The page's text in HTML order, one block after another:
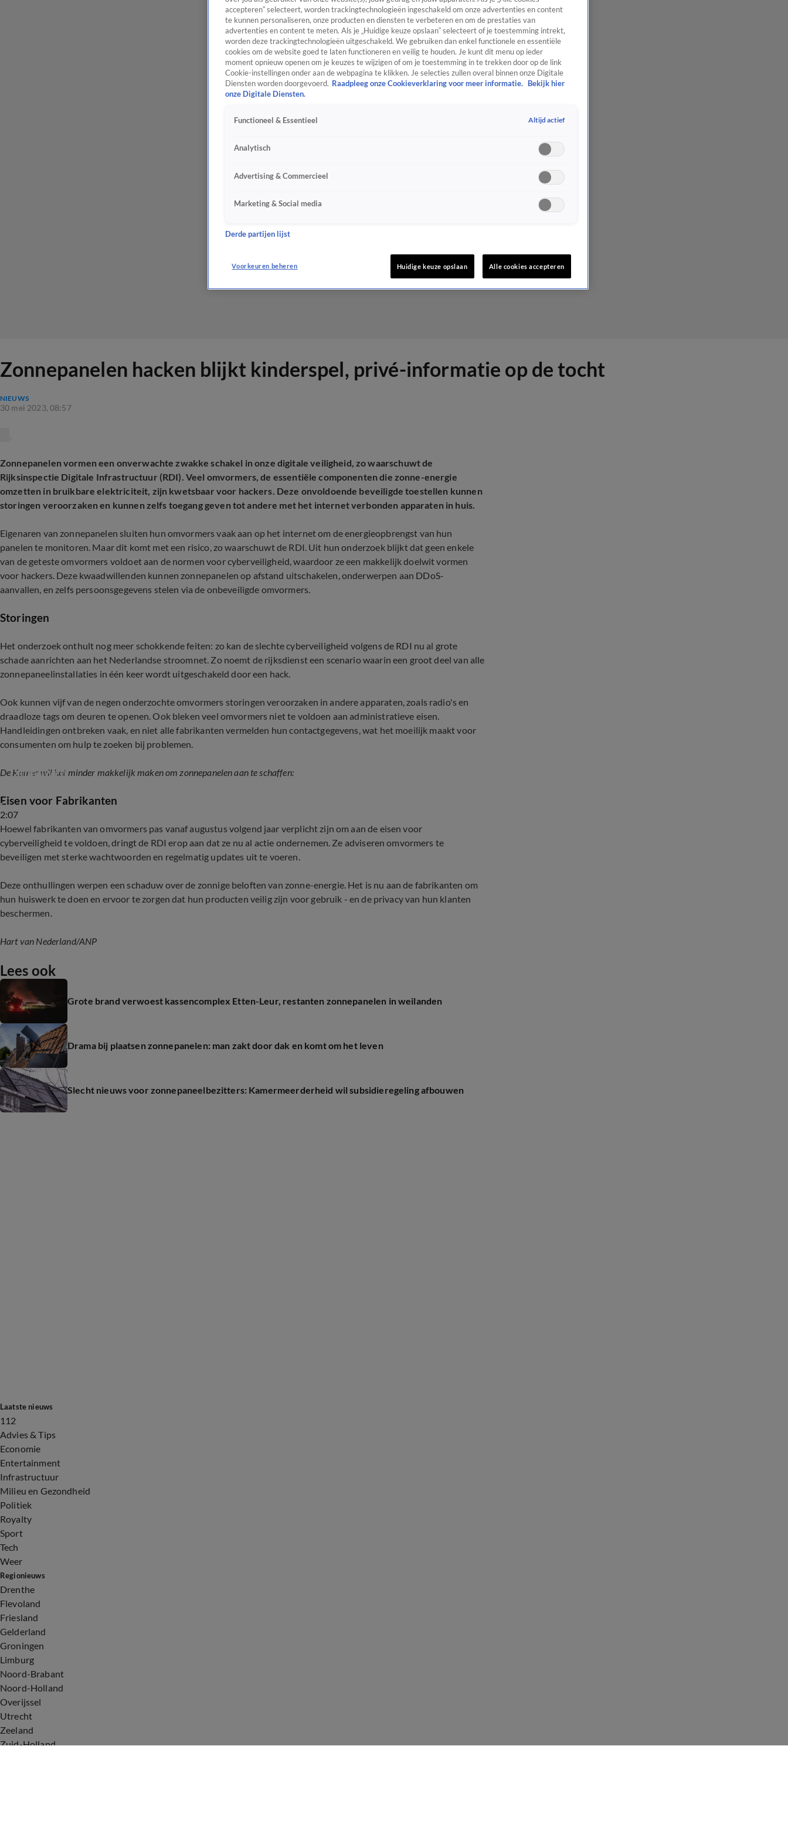
Zonnepanelen hacken blijkt kinderspel, privé-informatie op de tocht
NIEUWS
30 mei 2023, 08:57
Zonnepanelen vormen een onverwachte zwakke schakel in onze digitale veiligheid, zo waarschuwt de
Rijksinspectie Digitale Infrastructuur (RDI). Veel omvormers, de essentiële componenten die zonne-energie
omzetten in bruikbare elektriciteit, zijn kwetsbaar voor hackers. Deze onvoldoende beveiligde toestellen kunnen
storingen veroorzaken en kunnen zelfs toegang geven tot andere met het internet verbonden apparaten in huis.
Eigenaren van zonnepanelen sluiten hun omvormers vaak aan op het internet om de energieopbrengst van hun
panelen te monitoren. Maar dit komt met een risico, zo waarschuwt de RDI. Uit hun onderzoek blijkt dat geen enkele
van de geteste omvormers voldoet aan de normen voor cyberveiligheid, waardoor ze een makkelijk doelwit vormen
voor hackers. Deze kwaadwillenden kunnen zonnepanelen op afstand uitschakelen, onderwerpen aan DDoS-
aanvallen, en zelfs persoonsgegevens stelen via de onbeveiligde omvormers.
Storingen
Het onderzoek onthult nog meer schokkende feiten: zo kan de slechte cyberveiligheid volgens de RDI nu al grote
schade aanrichten aan het Nederlandse stroomnet. Zo noemt de rijksdienst een scenario waarin een groot deel van alle
zonnepaneelinstallaties in één keer wordt uitgeschakeld door een hack.
Ook kunnen vijf van de negen onderzochte omvormers storingen veroorzaken in andere apparaten, zoals radio's en
draadloze tags om deuren te openen. Ook bleken veel omvormers niet te voldoen aan administratieve eisen.
Handleidingen ontbreken vaak, en niet alle fabrikanten vermelden hun contactgegevens, wat het moeilijk maakt voor
consumenten om hulp te zoeken bij problemen.
De Kamer wil het minder makkelijk maken om zonnepanelen aan te schaffen:
2:07
afbouwen
Eisen voor Fabrikanten
Hoewel fabrikanten van omvormers pas vanaf augustus volgend jaar verplicht zijn om aan de eisen voor
cyberveiligheid te voldoen, dringt de RDI erop aan dat ze nu al actie ondernemen. Ze adviseren omvormers te
beveiligen met sterke wachtwoorden en regelmatig updates uit te voeren.
Deze onthullingen werpen een schaduw over de zonnige beloften van zonne-energie. Het is nu aan de fabrikanten om
hun huiswerk te doen en ervoor te zorgen dat hun producten veilig zijn voor gebruik - en de privacy van hun klanten
beschermen.
Hart van Nederland/ANP
Lees ook
Grote brand verwoest kassencomplex Etten-Leur, restanten zonnepanelen in weilanden
Drama bij plaatsen zonnepanelen: man zakt door dak en komt om het leven
Slecht nieuws voor zonnepaneelbezitters: Kamermeerderheid wil subsidieregeling afbouwen
Laatste nieuws
112
Advies & Tips
Economie
Entertainment
Infrastructuur
Milieu en Gezondheid
Politiek
Royalty
Sport
Tech
Weer
Regionieuws
Drenthe
Flevoland
Friesland
Gelderland
Groningen
Limburg
Noord-Brabant
Noord-Holland
Overijssel
Utrecht
Zeeland
Zuid-Holland
accepteren” selecteert, worden trackingtechnologieën ingeschakeld om onze advertenties en content
te kunnen personaliseren, onze producten en diensten te verbeteren en om de prestaties van
advertenties en content te meten. Als je „Huidige keuze opslaan” selecteert of je toestemming intrekt,
worden deze trackingtechnologieën uitgeschakeld. We gebruiken dan enkel functionele en essentiële
cookies om de website goed te laten functioneren en veilig te houden. Je kunt dit menu op ieder
moment opnieuw openen om je keuzes te wijzigen of om je toestemming in te trekken door op de link
Cookie-instellingen onder aan de webpagina te klikken. Je selecties zullen overal binnen onze Digitale
Diensten worden doorgevoerd. Raadpleeg onze Cookieverklaring voor meer informatie. Bekijk hier
onze Digitale Diensten.
Functioneel & Essentieel Altijd actief
Analytisch
Advertising & Commercieel
Marketing & Social media
Derde partijen lijst
Voorkeuren beheren Huidige keuze opslaan Alle cookies accepteren